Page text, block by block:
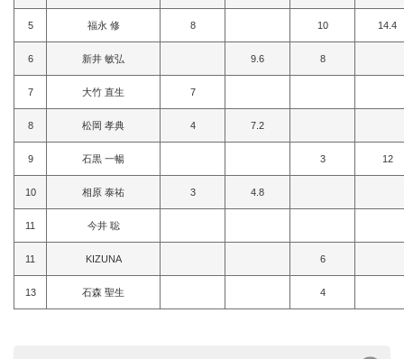
5 福永 修 8 10 14.4
6 新井 敏弘 9.6 8
7 大竹 直生 7
8 松岡 孝典 4 7.2
9 石黒 一暢 3 12
10 相原 泰祐 3 4.8
11 今井 聡
11 KIZUNA 6
13 石森 聖生 4